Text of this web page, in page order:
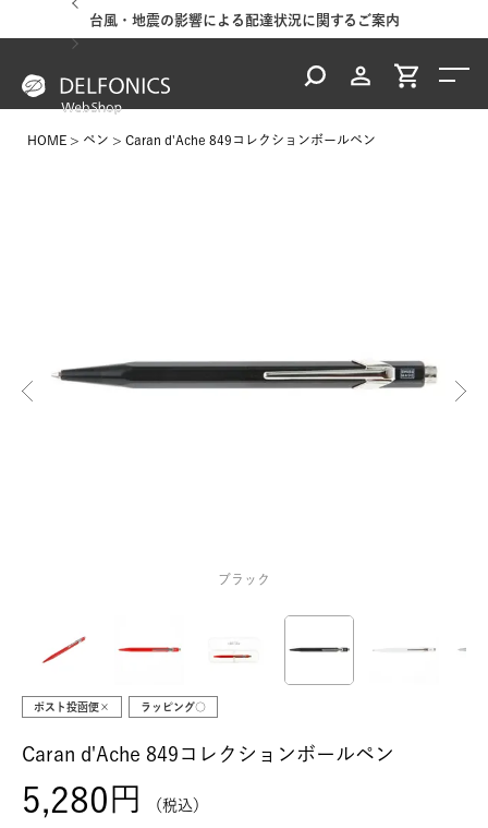
台風・地震の影響による配達状況に関するご案内
HOME ペン Caran d'Ache 849コレクションボールペン
ブラック
ポスト投函便× ラッピング○
Caran d'Ache 849コレクションボールペン
5,280 税込